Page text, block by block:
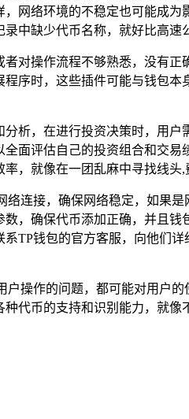
络环境的不稳定也可能成为
中缺少代币名称，就好比高速
对操作流程不够熟悉，没有
序时，这些插件可能与钱包
析，在进行投资决策时，用
面评估自己的投资组合和交
，就像在一团乱麻中寻找线头,
连接，确保网络稳定，如果
，确保代币添加正确，并且钱
TP钱包的官方客服，向他们
操作的问题，都可能对用户
代币的支持和识别能力，就